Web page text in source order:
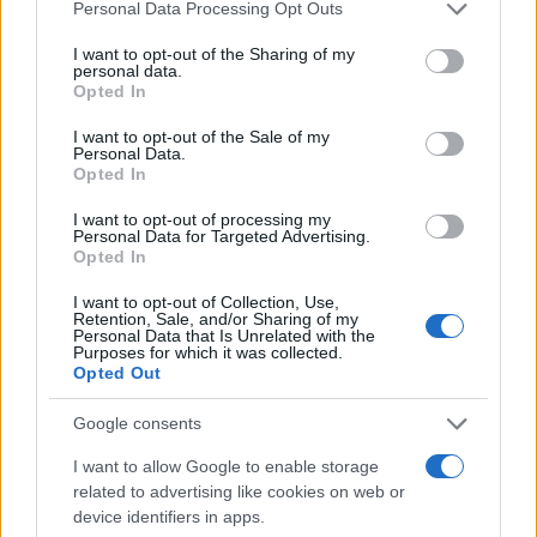
not limited to your visit or usage behaviour. You may click to
grant or deny consent to Google and its third-party tags to
use your data for below specified purposes in below Google
consent section.
Personal Data Processing Opt Outs
I want to opt-out of the Sharing of my
personal data.
Opted In
I want to opt-out of the Sale of my
Personal Data.
Opted In
I want to opt-out of processing my
Personal Data for Targeted Advertising.
Opted In
I want to opt-out of Collection, Use,
Retention, Sale, and/or Sharing of my
Personal Data that Is Unrelated with the
Purposes for which it was collected.
Opted Out
Google consents
I want to allow Google to enable storage
related to advertising like cookies on web or
device identifiers in apps.
συγκριτικά με τα ρολόγια στη Γη.
Για να έχουμε ένα μέτρο σύγκρισης, στη Σελήνη ο
γρήγορα ανά ημέρα σε σχέση με τη Γη. Η διαφορά
στον Άρη είναι αισθητά μεγαλύτερη, κυρίως λόγω της
Ο πονοκέφαλος της πλοήγησης
Για τον μέσο άνθρωπο, τα 477 μικροδευτερόλεπτα
μοιάζουν αμελητέα. Για τους υπολογιστές όμως που
διαχειρίζονται την προσεδάφιση διαστημικών
οχημάτων ή την πλοήγηση μελλοντικών
αστροναυτών, είναι ζήτημα ζωής και θανάτου. Η
ακρίβεια στον χρόνο μεταφράζεται σε ακρίβεια στον
χώρο. Ένα σφάλμα μερικών μικροδευτερολέπτων
μπορεί να οδηγήσει ένα διαστημόπλοιο χιλιόμετρα